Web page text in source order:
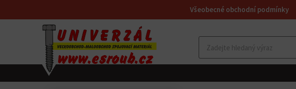
Všeobecné obchodní podmínky